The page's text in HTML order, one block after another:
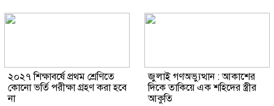
২০২৭ শিক্ষাবর্ষে প্রথম শ্রেণিতে
কোনো ভর্তি পরীক্ষা গ্রহণ করা হবে
না
জুলাই গণঅভ্যুত্থান : আকাশের
দিকে তাকিয়ে এক শহিদের স্ত্রীর
আকুতি